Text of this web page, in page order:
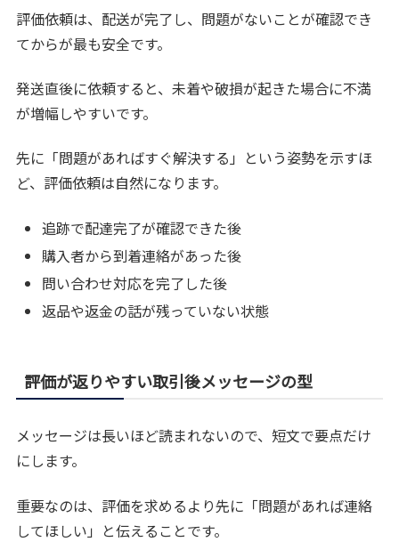
評価依頼は、配送が完了し、問題がないことが確認でき
てからが最も安全です。
発送直後に依頼すると、未着や破損が起きた場合に不満
が増幅しやすいです。
先に「問題があればすぐ解決する」という姿勢を示すほ
ど、評価依頼は自然になります。
追跡で配達完了が確認できた後
購入者から到着連絡があった後
問い合わせ対応を完了した後
返品や返金の話が残っていない状態
評価が返りやすい取引後メッセージの型
メッセージは長いほど読まれないので、短文で要点だけ
にします。
重要なのは、評価を求めるより先に「問題があれば連絡
してほしい」と伝えることです。